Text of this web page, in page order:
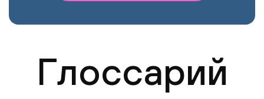
Глоссарий